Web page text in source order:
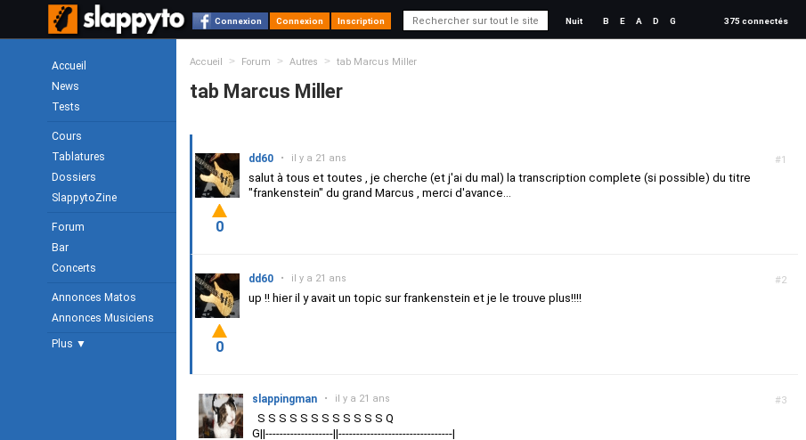
Connexion Connexion Inscription Nuit B E A D G 375 connectés
Accueil
News
Tests
Cours
Tablatures
Dossiers
SlappytoZine
Forum
Bar
Concerts
Annonces Matos
Annonces Musiciens
Plus ▼
Accueil > Forum > Autres > tab Marcus Miller
tab Marcus Miller
#1
dd60 • il y a 21 ans
salut à tous et toutes , je cherche (et j'ai du mal) la transcription complete (si possible) du titre
"frankenstein" du grand Marcus , merci d'avance...
0
#2
dd60 • il y a 21 ans
up !! hier il y avait un topic sur frankenstein et je le trouve plus!!!!
0
#3
slappingman • il y a 21 ans
S S S S S S S S S S S S Q
G||-------------------||--------------------------------|